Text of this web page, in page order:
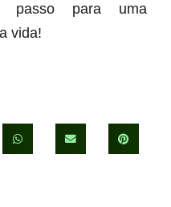
para uma
vida!